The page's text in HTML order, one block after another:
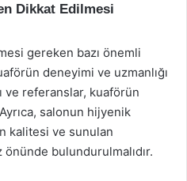
Dikkat Edilmesi
gereken bazı önemli
deneyimi ve uzmanlığı
ve referanslar, kuaförün
salonun hijyenik
kalitesi ve sunulan
bulundurulmalıdır.